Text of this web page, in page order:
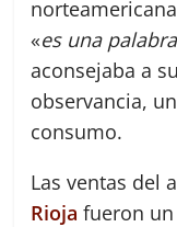
«es una
aconsejaba a
observancia,
consumo.
Las ventas del
Rioja fueron un